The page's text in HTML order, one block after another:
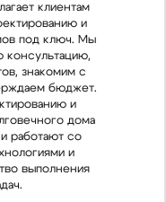
клиентам
и
под ключ. Мы
консультацию,
знакомим с
бюджет.
и
дома
работают со
и
выполнения